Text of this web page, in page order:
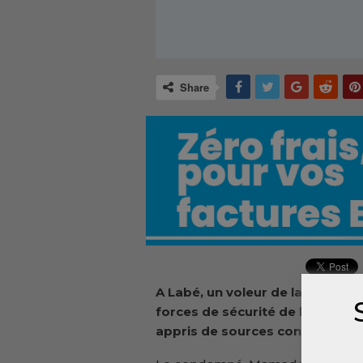
Share
A Labé, un voleur de
forces de sécurité de la
appris de sources